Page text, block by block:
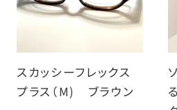
スカッシーフレックス
プラス（M) ブラウン